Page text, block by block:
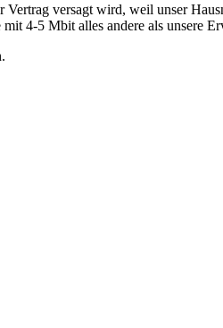
versagt wird, weil unser
4-5 Mbit alles andere als unsere